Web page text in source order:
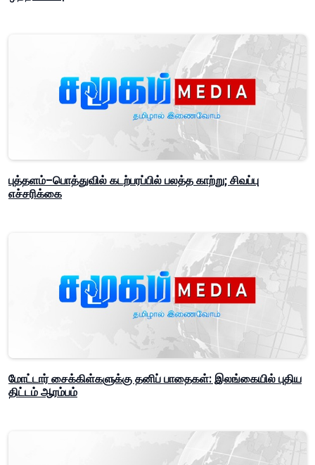
புத்தளம்–பொத்துவில் கடற்பரப்பில் பலத்த காற்று; சிவப்பு
எச்சரிக்கை
மோட்டார் சைக்கிள்களுக்கு தனிப் பாதைகள்: இலங்கையில் புதிய
திட்டம் ஆரம்பம்